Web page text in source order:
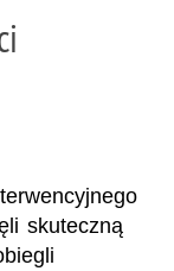
skuteczną